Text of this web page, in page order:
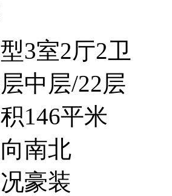
3室2厅2卫
中层/22层
146平米
南北
豪装